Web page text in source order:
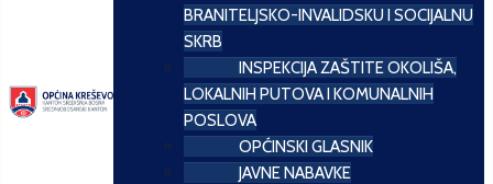
BRANITELJSKO-INVALIDSKU I SOCIJALNU
SKRB
INSPEKCIJA ZAŠTITE OKOLIŠA,
LOKALNIH PUTOVA I KOMUNALNIH
POSLOVA
OPĆINSKI GLASNIK
JAVNE NABAVKE